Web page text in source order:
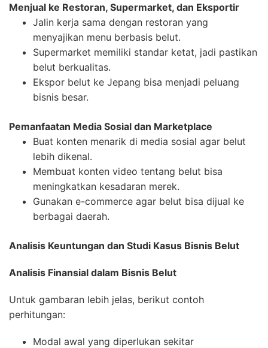
Menjual ke Restoran, Supermarket, dan Eksportir
Jalin kerja sama dengan restoran yang
menyajikan menu berbasis belut.
Supermarket memiliki standar ketat, jadi pastikan
belut berkualitas.
Ekspor belut ke Jepang bisa menjadi peluang
bisnis besar.
Pemanfaatan Media Sosial dan Marketplace
Buat konten menarik di media sosial agar belut
lebih dikenal.
Membuat konten video tentang belut bisa
meningkatkan kesadaran merek.
Gunakan e-commerce agar belut bisa dijual ke
berbagai daerah.
Analisis Keuntungan dan Studi Kasus Bisnis Belut
Analisis Finansial dalam Bisnis Belut
Untuk gambaran lebih jelas, berikut contoh
perhitungan:
Modal awal yang diperlukan sekitar